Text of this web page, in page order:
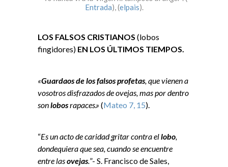
Entrada), (elpais).
LOS FALSOS CRISTIANOS (lobos
fingidores) EN LOS ÚLTIMOS TIEMPOS.
«Guardaos de los falsos profetas, que vienen a
vosotros disfrazados de ovejas, mas por dentro
sonlobosrapaces.» (Mateo 7, 15).
“Es un acto de caridad gritar contra ellobo,
dondequiera que sea, cuando se encuentre
entre lasovejas.”- S. Francisco de Sales,